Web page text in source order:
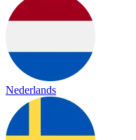
Nederlands